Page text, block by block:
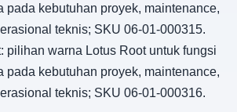
pada kebutuhan proyek, maintenance,
teknis; SKU 06-01-000315.
pilihan warna Lotus Root untuk fungsi
pada kebutuhan proyek, maintenance,
teknis; SKU 06-01-000316.